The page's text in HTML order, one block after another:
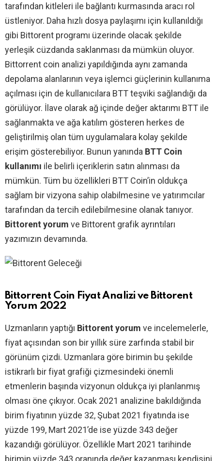
tarafından kitleleri ile bağlantı kurmasında aracı rol
üstleniyor. Daha hızlı dosya paylaşımı için kullanıldığı
gibi Bittorent programı üzerinde olacak şekilde
yerleşik cüzdanda saklanması da mümkün oluyor.
Bittorrent coin analizi yapıldığında aynı zamanda
depolama alanlarının veya işlemci güçlerinin kullanıma
açılması için de kullanıcılara BTT teşviki sağlandığı da
görülüyor. İlave olarak ağ içinde değer aktarımı BTT ile
sağlanmakta ve ağa katılım gösteren herkes de
geliştirilmiş olan tüm uygulamalara kolay şekilde
erişim gösterebiliyor. Bunun yanında BTT Coin
kullanımı ile belirli içeriklerin satın alınması da
mümkün. Tüm bu özellikleri BTT Coin’in oldukça
sağlam bir vizyona sahip olabilmesine ve yatırımcılar
tarafından da tercih edilebilmesine olanak tanıyor.
Bittorent yorum ve Bittorent grafik ayrıntıları
yazımızın devamında.
Bittorrent Coin Fiyat Analizi ve Bittorent
Yorum 2022
Uzmanların yaptığı Bittorent yorum ve incelemelerle,
fiyat açısından son bir yıllık süre zarfında stabil bir
görünüm çizdi. Uzmanlara göre birimin bu şekilde
istikrarlı bir fiyat grafiği çizmesindeki önemli
etmenlerin başında vizyonun oldukça iyi planlanmış
olması öne çıkıyor. Ocak 2021 analizine bakıldığında
birim fiyatının yüzde 32, Şubat 2021 fiyatında ise
yüzde 199, Mart 2021’de ise yüzde 343 değer
kazandığı görülüyor. Özellikle Mart 2021 tarihinde
birimin yüzde 343 oranında değer kazanması kendisini